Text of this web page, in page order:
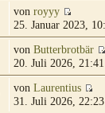
von royyy
25. Januar 2023,
von Butterbrotbär
20. Juli 2026, 21:41
von Laurentius
31. Juli 2026, 22:23